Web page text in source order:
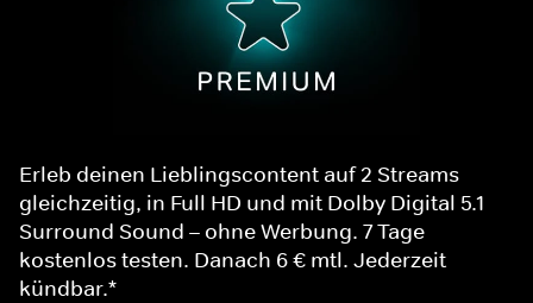
Erleb deinen Lieblingscontent auf 2 Streams
gleichzeitig, in Full HD und mit Dolby Digital 5.1
Surround Sound – ohne Werbung. 7 Tage
kostenlos testen. Danach 6 € mtl. Jederzeit
kündbar.*